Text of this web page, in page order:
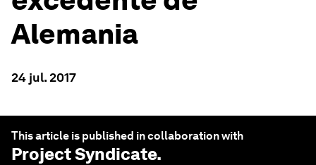
Alemania
24 jul. 2017
This article is published in collaboration with
Project Syndicate.